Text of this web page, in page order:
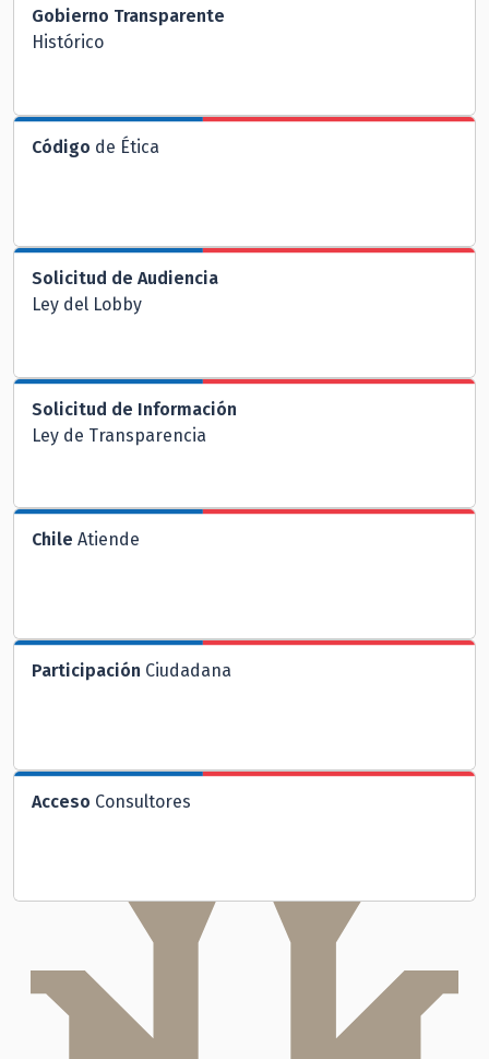
Gobierno Transparente
Histórico
Código de Ética
Solicitud de Audiencia
Ley del Lobby
Solicitud de Información
Ley de Transparencia
Chile Atiende
Participación Ciudadana
Acceso Consultores